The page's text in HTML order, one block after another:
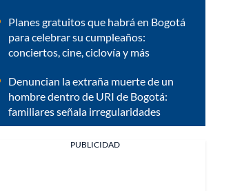
Planes gratuitos que habrá en Bogotá
para celebrar su cumpleaños:
conciertos, cine, ciclovía y más
Denuncian la extraña muerte de un
hombre dentro de URI de Bogotá:
familiares señala irregularidades
PUBLICIDAD